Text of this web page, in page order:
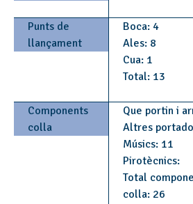
Punts de
llançament
Boca: 4
Ales: 8
Cua: 1
Total: 13
Components
colla
Que portin i
Altres
Músics: 11
Pirotècnics:
Total
colla: 26